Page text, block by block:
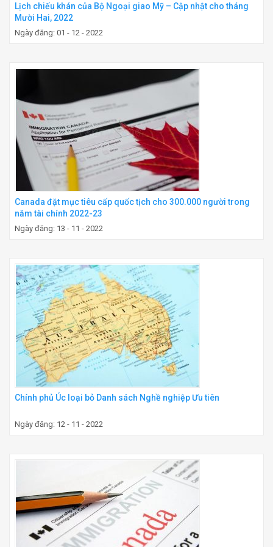
Lịch chiếu khán của Bộ Ngoại giao Mỹ – Cập nhật cho tháng
Mười Hai, 2022
Ngày đăng: 01 - 12 - 2022
Canada đặt mục tiêu cấp quốc tịch cho 300.000 người trong
năm tài chính 2022-23
Ngày đăng: 13 - 11 - 2022
Chính phủ Úc loại bỏ Danh sách Nghề nghiệp Ưu tiên
Ngày đăng: 12 - 11 - 2022